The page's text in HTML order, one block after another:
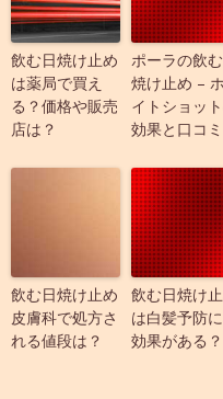
飲む日焼け止め
は薬局で買え
る？価格や販売
店は？
ポーラの飲
焼け止め –
イトショッ
効果と口コミ
飲む日焼け止め
皮膚科で処方さ
れる値段は？
飲む日焼け
は白髪予防
効果がある？